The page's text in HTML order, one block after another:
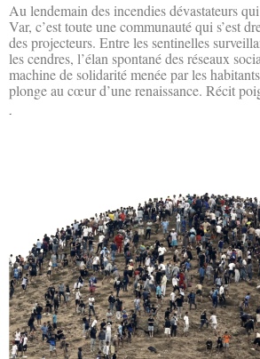
Au lendemain des incendies dévastateurs
Var, c’est toute une communauté qui s’est
des projecteurs. Entre les sentinelles
les cendres, l’élan spontané des réseaux
machine de solidarité menée par les
plonge au cœur d’une renaissance. Récit